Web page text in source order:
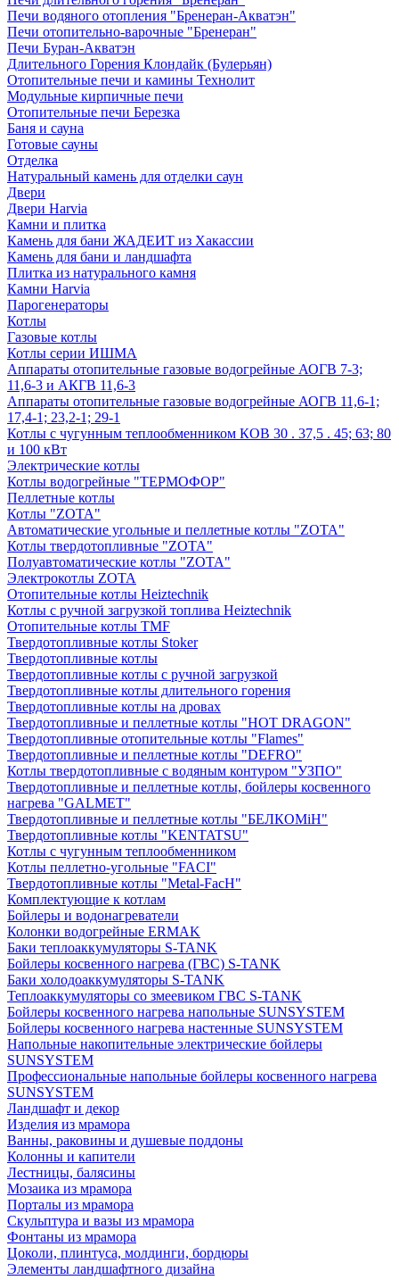
Печи водяного отопления "Бренеран-Акватэн"
Печи отопительно-варочные "Бренеран"
Печи Буран-Акватэн
Длительного Горения Клондайк (Булерьян)
Отопительные печи и камины Технолит
Модульные кирпичные печи
Отопительные печи Березка
Баня и сауна
Готовые сауны
Отделка
Натуральный камень для отделки саун
Двери
Двери Harvia
Камни и плитка
Камень для бани ЖАДЕИТ из Хакассии
Камень для бани и ландшафта
Плитка из натурального камня
Камни Harvia
Парогенераторы
Котлы
Газовые котлы
Котлы серии ИШМА
Аппараты отопительные газовые водогрейные АОГВ 7-3;
11,6-3 и АКГВ 11,6-3
Аппараты отопительные газовые водогрейные АОГВ 11,6-1;
17,4-1; 23,2-1; 29-1
Котлы с чугунным теплообменником КОВ 30 . 37,5 . 45; 63; 80
и 100 кВт
Электрические котлы
Котлы водогрейные "ТЕРМОФОР"
Пеллетные котлы
Котлы "ZOTA"
Автоматические угольные и пеллетные котлы "ZOTA"
Котлы твердотопливные "ZOTA"
Полуавтоматические котлы "ZOTA"
Электрокотлы ZOTA
Отопительные котлы Heiztechnik
Котлы с ручной загрузкой топлива Heiztechnik
Отопительные котлы TMF
Твердотопливные котлы Stoker
Твердотопливные котлы
Твердотопливные котлы с ручной загрузкой
Твердотопливные котлы длительного горения
Твердотопливные котлы на дровах
Твердотопливные и пеллетные котлы "HOT DRAGON"
Твердотопливные отопительные котлы "Flames"
Твердотопливные и пеллетные котлы "DEFRO"
Котлы твердотопливные с водяным контуром "УЗПО"
Твердотопливные и пеллетные котлы, бойлеры косвенного
нагрева "GALMET"
Твердотопливные и пеллетные котлы "БЕЛКОМiН"
Твердотопливные котлы "KENTATSU"
Котлы с чугунным теплообменником
Котлы пеллетно-угольные "FACI"
Твердотопливные котлы "Metal-FacH"
Комплектующие к котлам
Бойлеры и водонагреватели
Колонки водогрейные ERMAK
Баки теплоаккумуляторы S-TANK
Бойлеры косвенного нагрева (ГВС) S-TANK
Баки холодоаккумуляторы S-TANK
Теплоаккумуляторы со змеевиком ГВС S-TANK
Бойлеры косвенного нагрева напольные SUNSYSTEM
Бойлеры косвенного нагрева настенные SUNSYSTEM
Напольные накопительные электрические бойлеры
SUNSYSTEM
Профессиональные напольные бойлеры косвенного нагрева
SUNSYSTEM
Ландшафт и декор
Изделия из мрамора
Ванны, раковины и душевые поддоны
Колонны и капители
Лестницы, балясины
Мозаика из мрамора
Порталы из мрамора
Скульптура и вазы из мрамора
Фонтаны из мрамора
Цоколи, плинтуса, молдинги, бордюры
Элементы ландшафтного дизайна